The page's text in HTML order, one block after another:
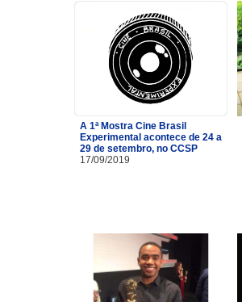
A 1ª Mostra Cine Brasil
Experimental acontece de 24 a
29 de setembro, no CCSP
17/09/2019